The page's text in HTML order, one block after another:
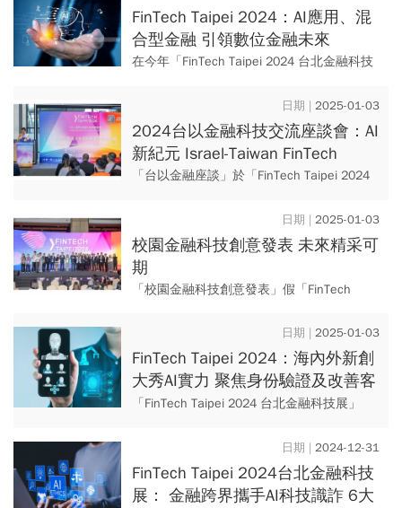
中...
FinTech Taipei 2024：AI應用、混
合型金融 引領數位金融未來
在今年「FinTech Taipei 2024 台北金融科技
「未來金融視野：國際前瞻洞見」座談會
上，台新...
2025-01-03
2024台以金融科技交流座談會：AI
新紀元 Israel-Taiwan FinTech
Seminar 台以金融座談，共創金融
「台以金融座談」於「FinTech Taipei 2024
台灣及以色列的金融科技結合AI的現況與未
來...
2025-01-03
校園金融科技創意發表 未來精采可
期
「校園金融科技創意發表」假「FinTech
場共有四組團隊發表自身研金融科技創意，
分別為...
2025-01-03
FinTech Taipei 2024：海內外新創
大秀AI實力 聚焦身份驗證及改善客
戶體驗
「FinTech Taipei 2024 台北金融科技展」
論是在身份驗證、防止金融詐欺、風險管
理、協...
2024-12-31
FinTech Taipei 2024台北金融科技
展： 金融跨界攜手AI科技識詐 6大